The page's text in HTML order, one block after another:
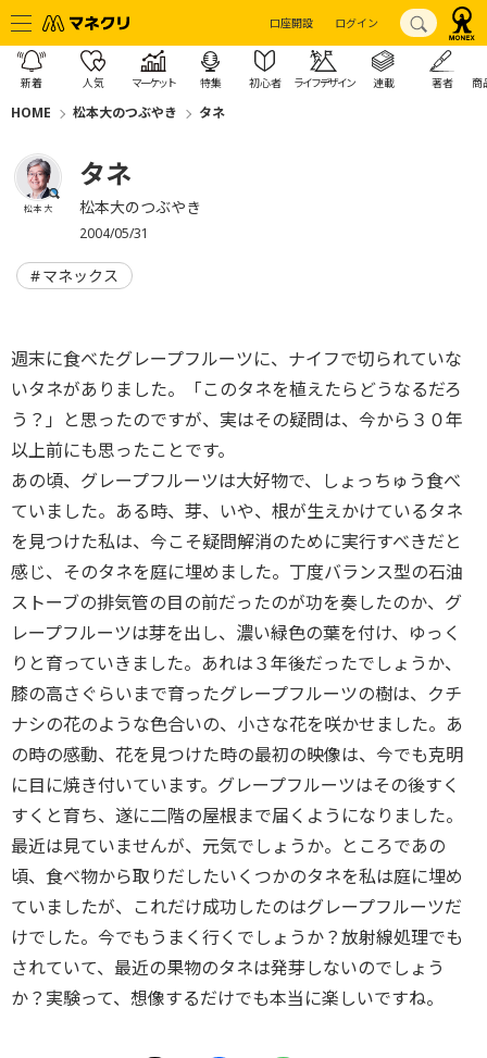
口座開設 ログイン
新着 人気 マーケット 特集 初心者 ライフデザイン 連載 著者 商
HOME 松本大のつぶやき タネ
松本 大
タネ
松本大のつぶやき
2004/05/31
マネックス
週末に食べたグレープフルーツに、ナイフで切られていな
いタネがありました。「このタネを植えたらどうなるだろ
う？」と思ったのですが、実はその疑問は、今から３０年
以上前にも思ったことです。
あの頃、グレープフルーツは大好物で、しょっちゅう食べ
ていました。ある時、芽、いや、根が生えかけているタネ
を見つけた私は、今こそ疑問解消のために実行すべきだと
感じ、そのタネを庭に埋めました。丁度バランス型の石油
ストーブの排気管の目の前だったのが功を奏したのか、グ
レープフルーツは芽を出し、濃い緑色の葉を付け、ゆっく
りと育っていきました。あれは３年後だったでしょうか、
膝の高さぐらいまで育ったグレープフルーツの樹は、クチ
ナシの花のような色合いの、小さな花を咲かせました。あ
の時の感動、花を見つけた時の最初の映像は、今でも克明
に目に焼き付いています。グレープフルーツはその後すく
すくと育ち、遂に二階の屋根まで届くようになりました。
最近は見ていませんが、元気でしょうか。ところであの
頃、食べ物から取りだしたいくつかのタネを私は庭に埋め
ていましたが、これだけ成功したのはグレープフルーツだ
けでした。今でもうまく行くでしょうか？放射線処理でも
されていて、最近の果物のタネは発芽しないのでしょう
か？実験って、想像するだけでも本当に楽しいですね。